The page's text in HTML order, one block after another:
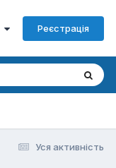
Реєстрація
Уся активність